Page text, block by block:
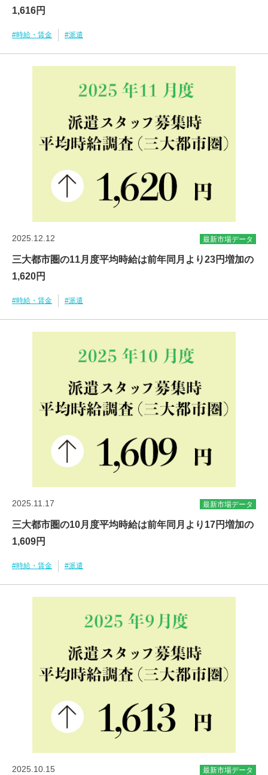
1,616円
#時給・賃金 #派遣
2025.12.12 最新市場データ
三大都市圏の11月度平均時給は前年同月より23円増加の
1,620円
#時給・賃金 #派遣
2025.11.17 最新市場データ
三大都市圏の10月度平均時給は前年同月より17円増加の
1,609円
#時給・賃金 #派遣
2025.10.15 最新市場データ